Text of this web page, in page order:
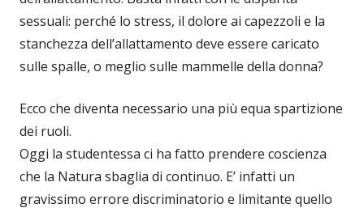
sessuali: perché lo stress, il dolore ai capezzoli e la
stanchezza dell’allattamento deve essere caricato
sulle spalle, o meglio sulle mammelle della donna?
Ecco che diventa necessario una più equa spartizione
dei ruoli.
Oggi la studentessa ci ha fatto prendere coscienza
che la Natura sbaglia di continuo. E’ infatti un
gravissimo errore discriminatorio e limitante quello